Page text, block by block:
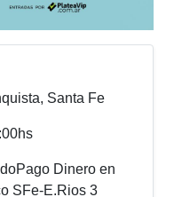
Santa Fe
Dinero en
SFe-E.Rios 3